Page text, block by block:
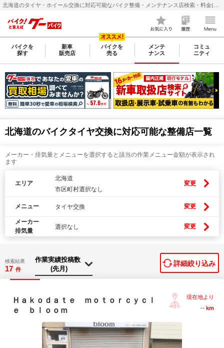
バイクを
探す
新車
販売店
バイクを
売る
メンテ
ナンス
コミュ
ニティ
北海道のバイクタイヤ交換に対応可能な整備店一覧
メーカー・排気量とメニューを選択すると該当の作業メニュー金額が表示され
ます
エリア
北海道
市区町村選択なし
変更
メニュー タイヤ交換 変更
メーカー
排気量
選択なし 変更
検索結果
17 件
詳細絞り込み
Ｈａｋｏｄａｔｅ ｍｏｔｏｒｃｙｃｌ
ｅ ｂｌｏｏｍ
現在地より
-- km